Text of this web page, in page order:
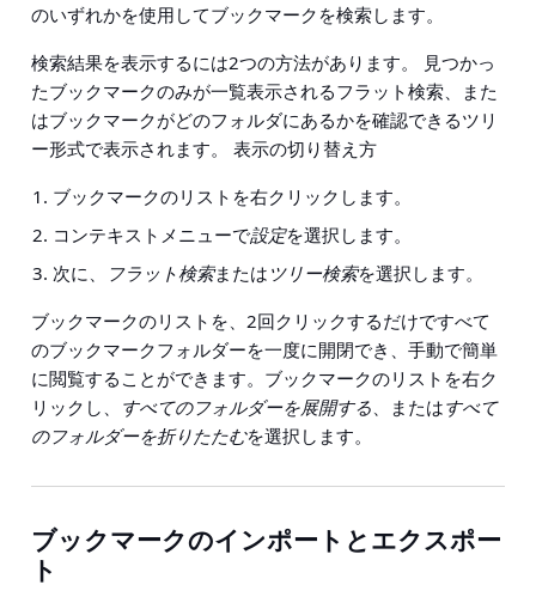
のいずれかを使用してブックマークを検索します。
検索結果を表示するには2つの方法があります。 見つかっ
たブックマークのみが一覧表示されるフラット検索、また
はブックマークがどのフォルダにあるかを確認できるツリ
ー形式で表示されます。 表示の切り替え方
ブックマークのリストを右クリックします。
コンテキストメニューで設定を選択します。
次に、
フラット検索または ツリー検索を選択します。
ブックマークのリストを、2回クリックするだけですべて
のブックマークフォルダーを一度に開閉でき、手動で簡単
に閲覧することができます。ブックマークのリストを右ク
リックし、 すべてのフォルダーを展開する、またはすべて
のフォルダーを折りたたむを選択します。
ブックマークのインポートとエクスポー
ト